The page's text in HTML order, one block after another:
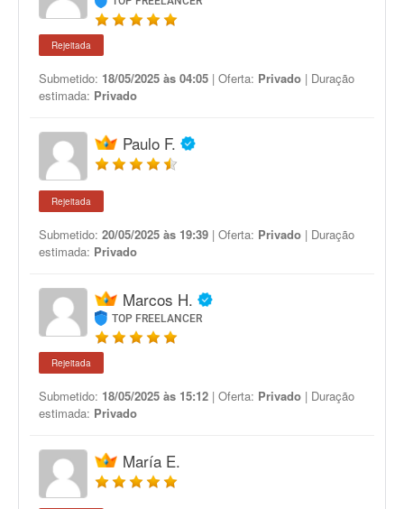
Rejeitada
Submetido: 18/05/2025 às 04:05 | Oferta: Privado | Duração
estimada: Privado
Paulo F.
Rejeitada
Submetido: 20/05/2025 às 19:39 | Oferta: Privado | Duração
estimada: Privado
Marcos H.
TOP FREELANCER
Rejeitada
Submetido: 18/05/2025 às 15:12 | Oferta: Privado | Duração
estimada: Privado
María E.